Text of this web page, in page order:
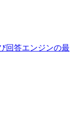
回答エンジンの最